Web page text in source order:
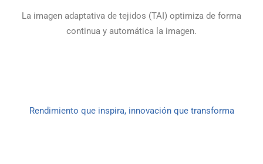
La imagen adaptativa de tejidos (TAI) optimiza de forma
continua y automática la imagen.
Rendimiento que inspira, innovación que transforma